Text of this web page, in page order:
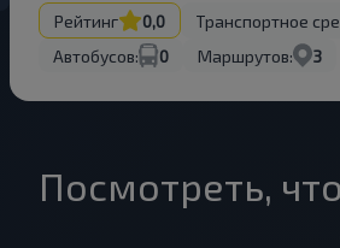
Рейтинг 0,0 Транспортное
Автобусов:
0 Маршрутов: 3
Посмотреть,